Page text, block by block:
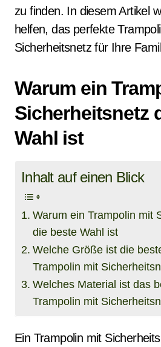
zu finden. In diesem Artikel
helfen, das perfekte
Sicherheitsnetz für Ihre
Warum ein
Sicherheitsnetz
Wahl ist
Inhalt auf einen Blick
Warum ein Trampolin mit
die beste Wahl ist
Welche Größe ist die
Trampolin mit
Welches Material ist das
Trampolin mit
Ein Trampolin mit